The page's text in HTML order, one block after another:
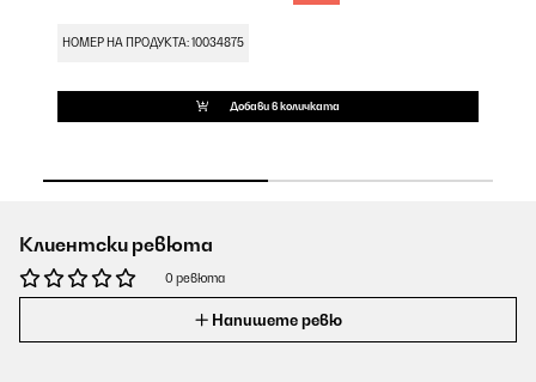
НОМЕР НА ПРОДУКТА: 10034875
Добави в количката
Клиентски ревюта
0 ревюта
Напишете ревю